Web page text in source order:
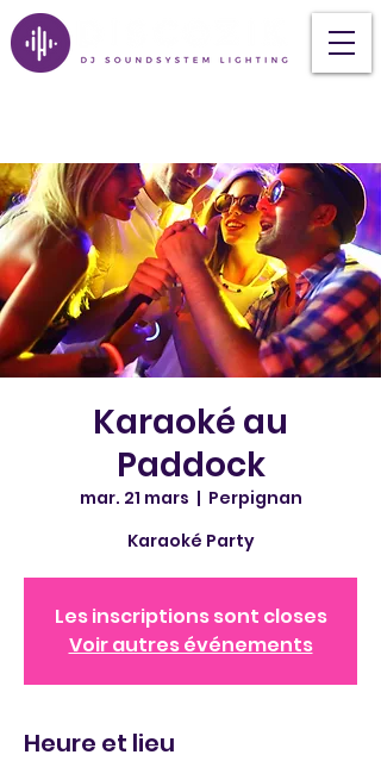
Karaoké au
Paddock
mar. 21 mars
  |
Perpignan
Karaoké Party
Les inscriptions sont closes
Voir autres événements
Heure et lieu